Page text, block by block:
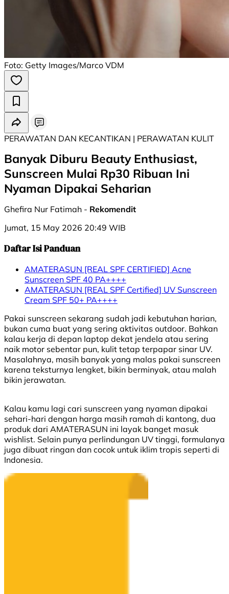
Foto: Getty Images/Marco VDM
PERAWATAN DAN KECANTIKAN | PERAWATAN KULIT
Banyak Diburu Beauty Enthusiast,
Sunscreen Mulai Rp30 Ribuan Ini
Nyaman Dipakai Seharian
Ghefira Nur Fatimah - Rekomendit
Jumat, 15 May 2026 20:49 WIB
Daftar Isi Panduan
AMATERASUN [REAL SPF CERTIFIED] Acne
Sunscreen SPF 40 PA++++
AMATERASUN [REAL SPF Certified] UV Sunscreen
Cream SPF 50+ PA++++
Pakai sunscreen sekarang sudah jadi kebutuhan harian,
bukan cuma buat yang sering aktivitas outdoor. Bahkan
kalau kerja di depan laptop dekat jendela atau sering
naik motor sebentar pun, kulit tetap terpapar sinar UV.
Masalahnya, masih banyak yang malas pakai sunscreen
karena teksturnya lengket, bikin berminyak, atau malah
bikin jerawatan.
Kalau kamu lagi cari sunscreen yang nyaman dipakai
sehari-hari dengan harga masih ramah di kantong, dua
produk dari AMATERASUN ini layak banget masuk
wishlist. Selain punya perlindungan UV tinggi, formulanya
juga dibuat ringan dan cocok untuk iklim tropis seperti di
Indonesia.